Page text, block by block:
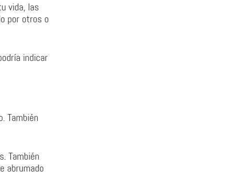
vida, las
por otros o
indicar
También
También
abrumado